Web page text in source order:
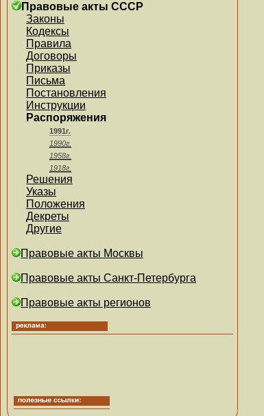
Правовые акты СССР
Законы
Кодексы
Правила
Договоры
Приказы
Письма
Постановления
Инструкции
Распоряжения
1991г.
1990г.
1958г.
1918г.
Решения
Указы
Положения
Декреты
Другие
Правовые акты Москвы
Правовые акты Санкт-Петербурга
Правовые акты регионов